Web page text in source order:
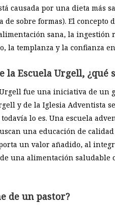
causada por una dieta más
de sobre formas). El
sana, la
la templanza y la confianza
la Escuela Urgell,
fue una iniciativa de un
y de la Iglesia Adventista
lo es. Una escuela
una educación de
un valor añadido, al
una alimentación saludable
de un pastor?